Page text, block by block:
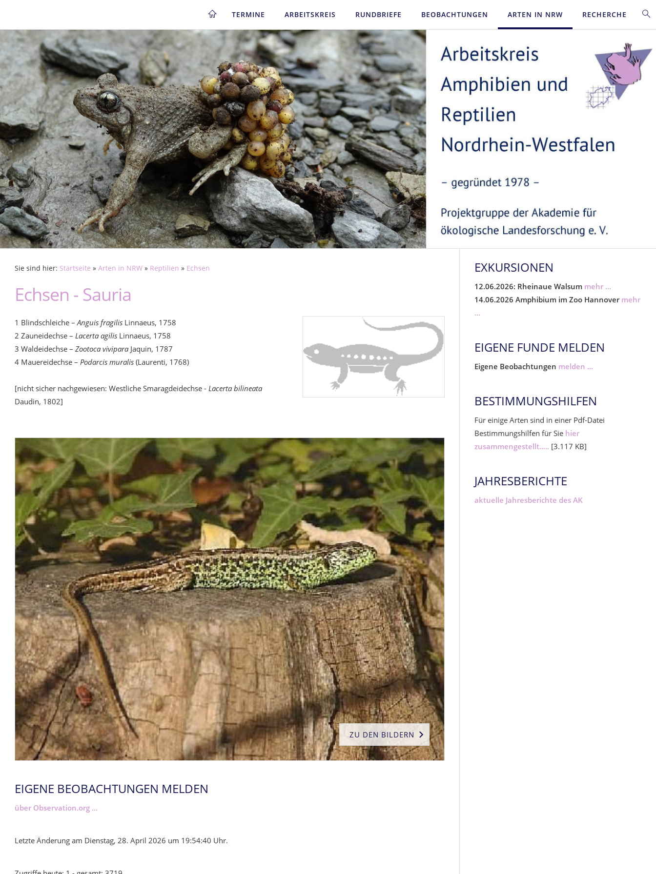
TERMINE ARBEITSKREIS RUNDBRIEFE BEOBACHTUNGEN ARTEN IN NRW RECHERCHE
Sie sind hier: Startseite » Arten in NRW » Reptilien » Echsen
Echsen - Sauria
1 Blindschleiche –Anguis fragilis Linnaeus, 1758
2 Zauneidechse – Lacerta agilis Linnaeus, 1758
3 Waldeidechse – Zootoca vivipara Jaquin, 1787
4 Mauereidechse – Podarcis muralis (Laurenti, 1768)
[nicht sicher nachgewiesen: Westliche Smaragdeidechse - Lacerta bilineata
Daudin, 1802]
ZU DEN BILDERN
EIGENE BEOBACHTUNGEN MELDEN
über Observation.org ...
Letzte Änderung am Dienstag, 28. April 2026 um 19:54:40 Uhr.
EXKURSIONEN
12.06.2026: Rheinaue Walsum mehr ...
14.06.2026 Amphibium im Zoo Hannover mehr
...
EIGENE FUNDE MELDEN
Eigene Beobachtungen melden ...
BESTIMMUNGSHILFEN
Für einige Arten sind in einer Pdf-Datei
Bestimmungshilfen für Sie hier
zusammengestellt..... [3.117 KB]
JAHRESBERICHTE
aktuelle Jahresberichte des AK